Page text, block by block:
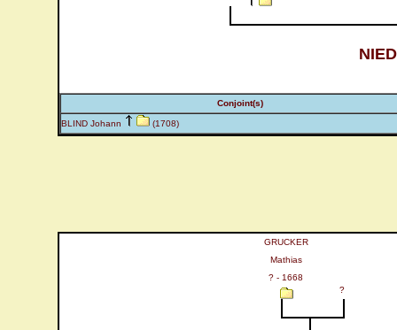
Conjoint(s)
BLIND Johann (1708)
GRUCKER
Mathias
? - 1668
?